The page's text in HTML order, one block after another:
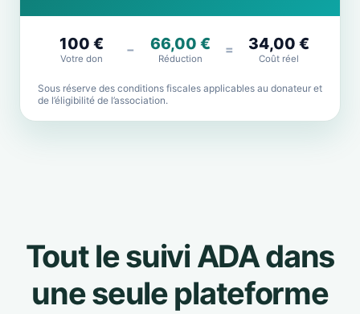
100 €
Votre don
− 66,00 €
Réduction
= 34,00 €
Coût réel
Sous réserve des conditions fiscales applicables au donateur et
de l’éligibilité de l’association.
Tout le suivi ADA dans
une seule plateforme